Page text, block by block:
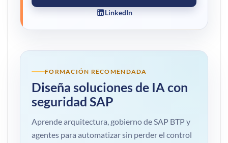
LinkedIn
FORMACIÓN RECOMENDADA
Diseña soluciones de IA con
seguridad SAP
Aprende arquitectura, gobierno de SAP BTP y
agentes para automatizar sin perder el control